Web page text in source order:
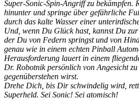
Super-Sonic-Spin-Angriff zu bekämpfen.
hinunter und springe über gefährliche
durch das kalte Wasser einer
Und, wenn Du Glück hast, kannst Du
der Du von Federn springst und von
genau wie in einem echten Pinball
Herausforderung lauert in einem
Dr. Robotnik persönlich von Angesicht
gegenüberstehen wirst.
Drehe Dich, bis Dir schwindelig wird,
Superheld. Sei Sonic! Sei atomisch!